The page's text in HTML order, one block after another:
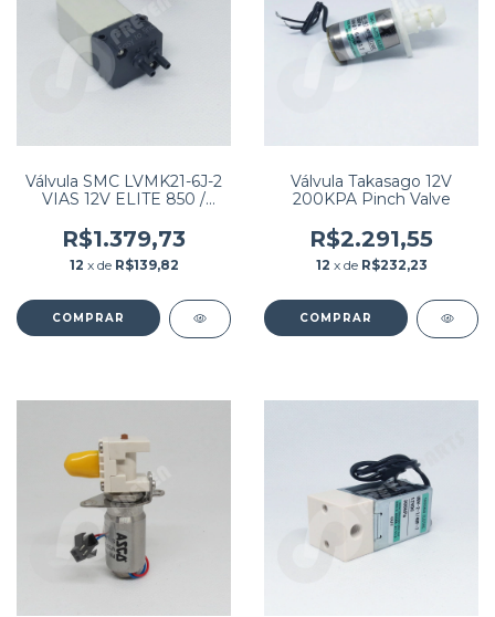
Válvula SMC LVMK21-6J-2
VIAS 12V ELITE 850 /
R$1.379,73
12 x de R$139,82
Válvula Takasago 12V
200KPA Pinch Valve
R$2.291,55
12 x de R$232,23